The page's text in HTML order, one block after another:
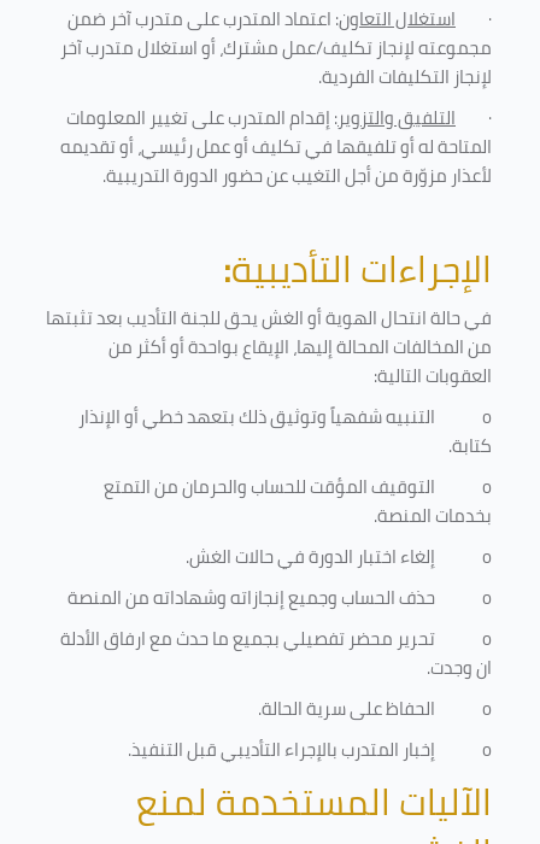
· استغلال التعاون: اعتماد المتدرب على متدرب آخر ضمن
مجموعته لإنجاز تكليف/عمل مشترك، أو استغلال متدرب آخر
لإنجاز التكليفات الفردية.
· التلفيق والتزوير: إقدام المتدرب على تغيير المعلومات
المتاحة له أو تلفيقها في تكليف أو عمل رئيسي، أو تقديمه
لأعذار مزوّرة من أجل التغيب عن حضور الدورة التدريبية.
الإجراءات التأديبية:
في حالة انتحال الهوية أو الغش يحق للجنة التأديب بعد تثبتها
من المخالفات المحالة إليها، الإيقاع بواحدة أو أكثر من
العقوبات التالية:
o
التنبيه شفهياً وتوثيق ذلك بتعهد خطي أو الإنذار
كتابة.
o
التوقيف المؤقت للحساب والحرمان من التمتع
بخدمات المنصة.
o
إلغاء اختبار الدورة في حالات الغش.
o
حذف الحساب وجميع إنجازاته وشهاداته من المنصة
o
تحرير محضر تفصيلي بجميع ما حدث مع ارفاق الأدلة
ان وجدت.
o
الحفاظ على سرية الحالة.
o
إخبار المتدرب بالإجراء التأديبي قبل التنفيذ.
الآليات المستخدمة لمنع